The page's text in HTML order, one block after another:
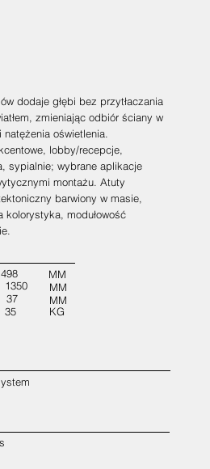
dodaje głębi bez przytłaczania
zmieniając odbiór ściany w
oświetlenia.
lobby/recepcje,
sypialnie; wybrane aplikacje
montażu. Atuty
barwiony w masie,
kolorystyka, modułowość
1350
498
37
35
MM
MM
MM
KG